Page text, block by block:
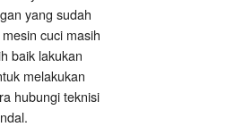
yang sudah
cuci masih
baik lakukan
melakukan
hubungi teknisi